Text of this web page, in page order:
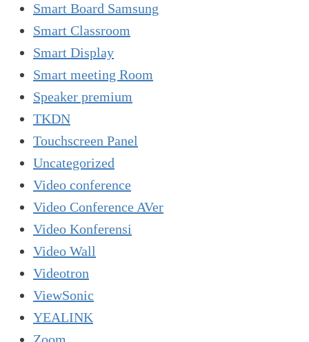
Smart Board Samsung
Smart Classroom
Smart Display
Smart meeting Room
Speaker premium
TKDN
Touchscreen Panel
Uncategorized
Video conference
Video Conference AVer
Video Konferensi
Video Wall
Videotron
ViewSonic
YEALINK